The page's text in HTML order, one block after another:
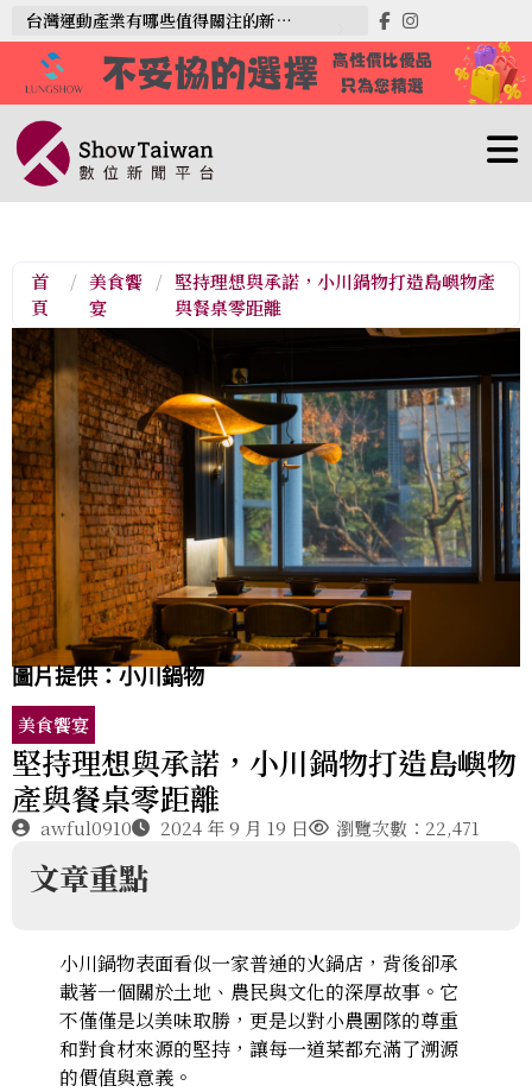
台灣運動產業有哪些值得關注的新趨勢？
首
頁
/ 美食饗
宴
/ 堅持理想與承諾，小川鍋物打造島嶼物產
與餐桌零距離
圖片提供：小川鍋物
美食饗宴
堅持理想與承諾，小川鍋物打造島嶼物
產與餐桌零距離
awful0910 2024 年 9 月 19 日 瀏覽次數：22,471
文章重點
小川鍋物表面看似一家普通的火鍋店，背後卻承
載著一個關於土地、農民與文化的深厚故事。它
不僅僅是以美味取勝，更是以對小農團隊的尊重
和對食材來源的堅持，讓每一道菜都充滿了溯源
的價值與意義。